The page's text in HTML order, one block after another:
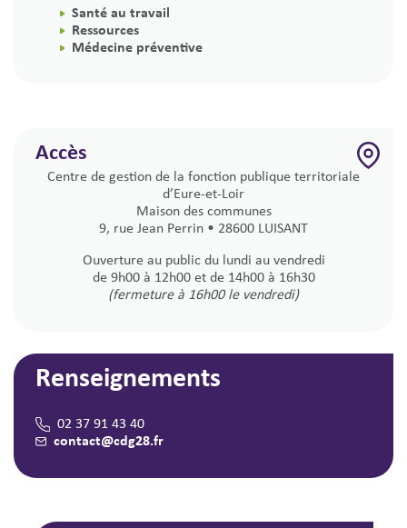
Santé au travail
Ressources
Médecine préventive
Accès
Centre de gestion de la fonction publique territoriale
d’Eure-et-Loir
Maison des communes
9, rue Jean Perrin • 28600 LUISANT
Ouverture au public du lundi au vendredi
de 9h00 à 12h00 et de 14h00 à 16h30
(fermeture à 16h00 le vendredi)
Renseignements
02 37 91 43 40
contact@cdg28.fr